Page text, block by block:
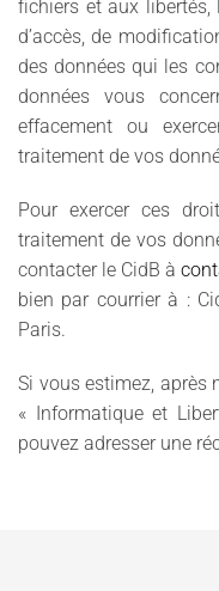
fichiers et aux libertés,
d’accès, de
des données qui les
données vous
effacement ou
traitement de vos
Pour exercer ces
traitement de vos
contacter le CidB à
bien par courrier à :
Paris.
Si vous estimez, après
« Informatique et
pouvez adresser une